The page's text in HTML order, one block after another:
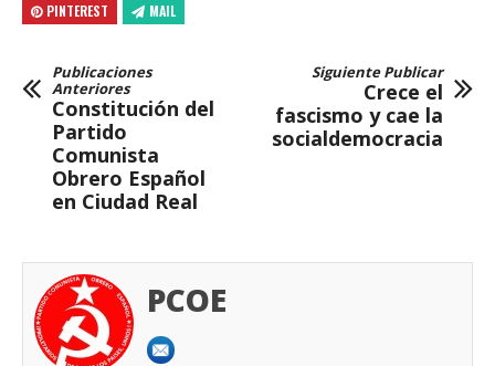
PINTEREST
MAIL
Publicaciones
Anteriores
Constitución del
Partido
Comunista
Obrero Español
en Ciudad Real
Siguiente Publicar
Crece el
fascismo y cae la
socialdemocracia
PCOE